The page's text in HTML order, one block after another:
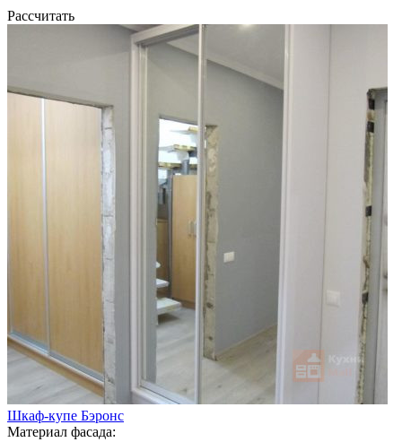
Рассчитать
Шкаф-купе Бэронс
Материал фасада: